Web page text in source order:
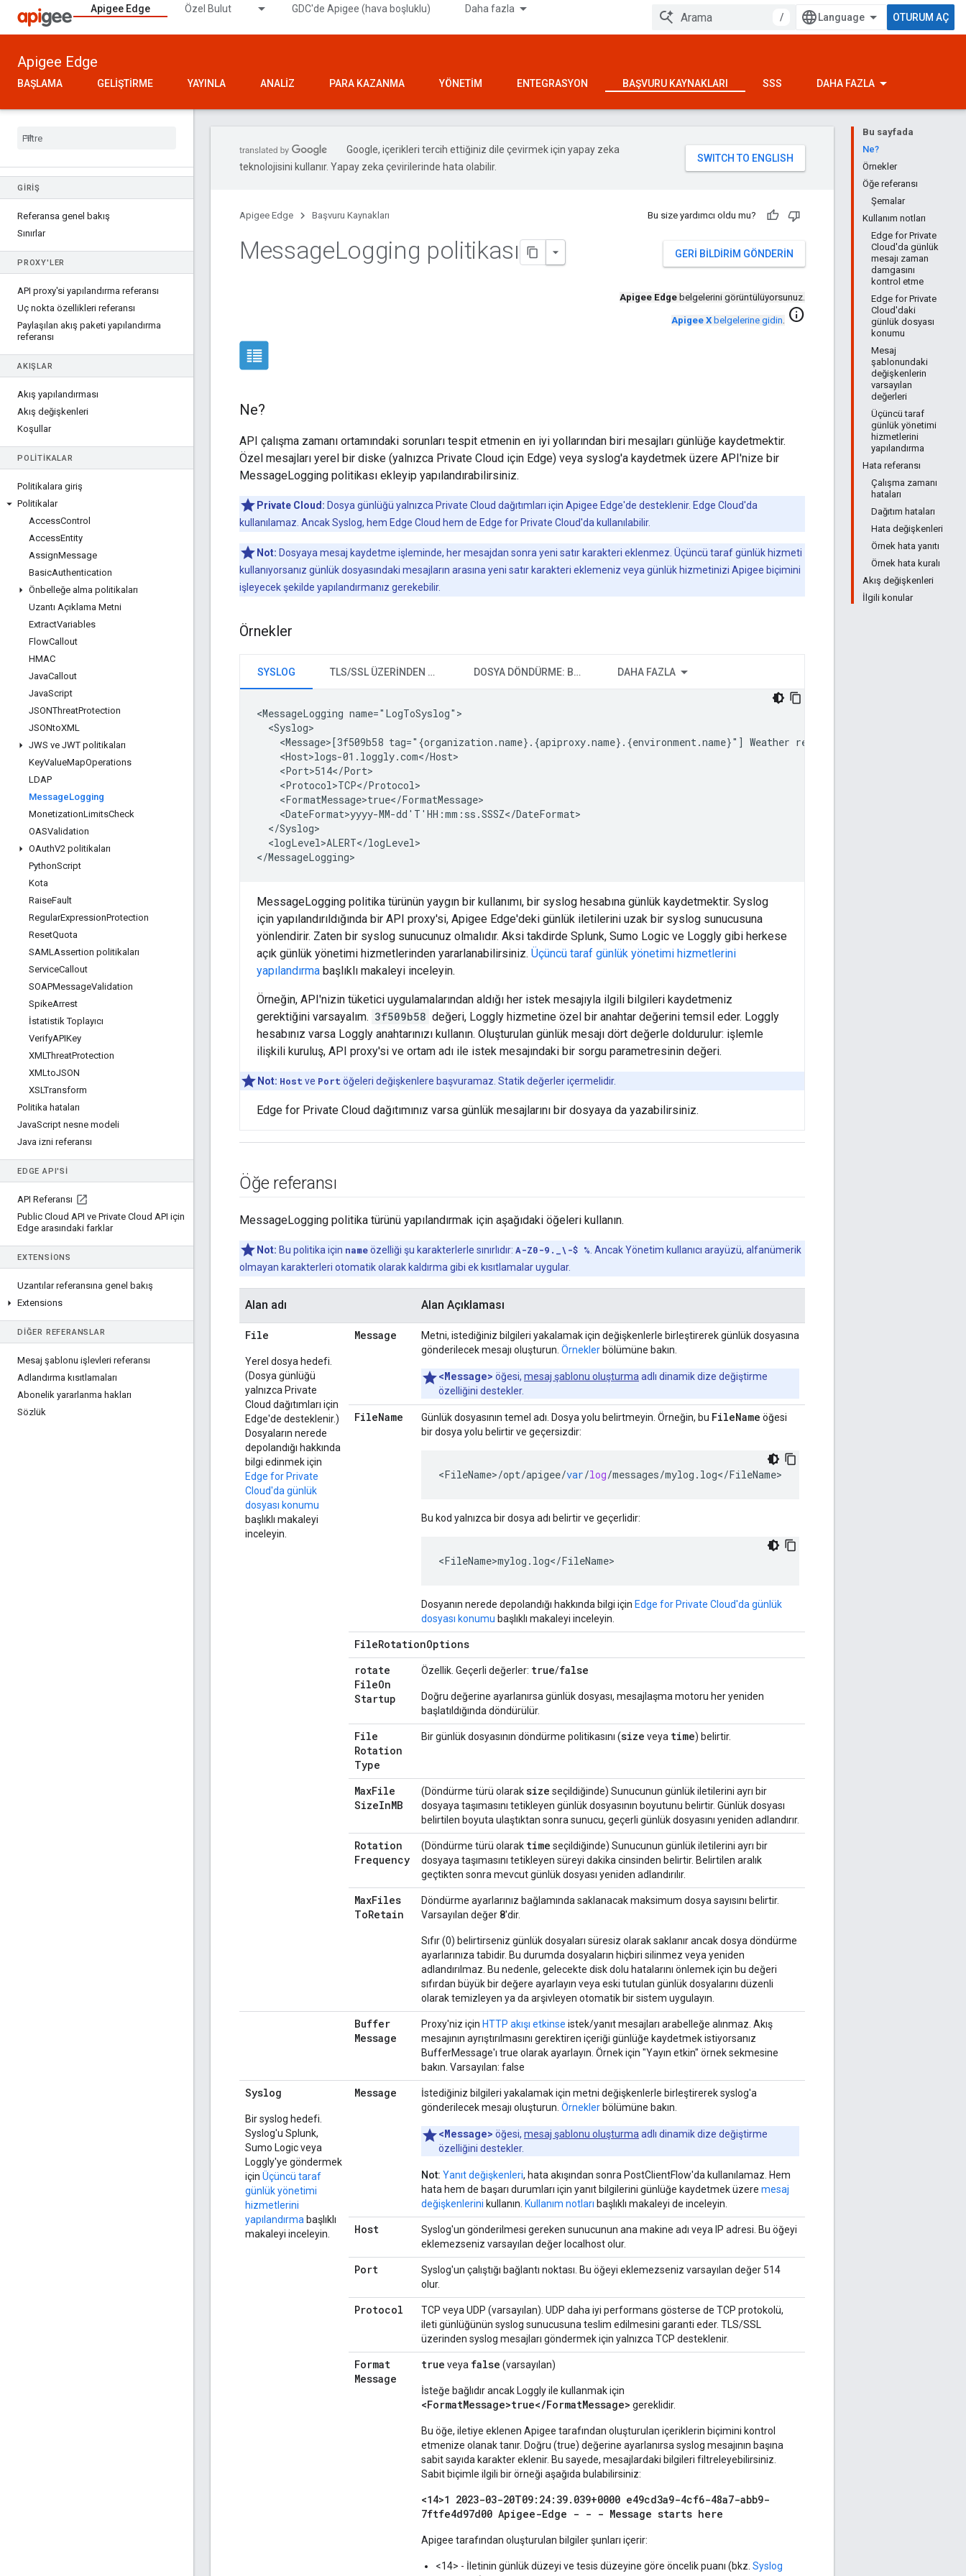
Apigee Edge Özel Bulut GDC'de Apigee (hava boşluklu) Daha fazla
/ OTURUM AÇ
Apigee Edge
BAŞLAMA GELIŞTIRME YAYINLA ANALIZ PARA KAZANMA YÖNETIM ENTEGRASYON BAŞVURU KAYNAKLARI SSS DAHA FAZLA
GIRIŞ
Referansa genel bakış
Sınırlar
PROXY'LER
API proxy'si yapılandırma referansı
Uç nokta özellikleri referansı
Paylaşılan akış paketi yapılandırma
referansı
AKIŞLAR
Akış yapılandırması
Akış değişkenleri
Koşullar
POLITIKALAR
Politikalara giriş
Politikalar
AccessControl
AccessEntity
AssignMessage
BasicAuthentication
Önbelleğe alma politikaları
Uzantı Açıklama Metni
ExtractVariables
FlowCallout
HMAC
JavaCallout
JavaScript
JSONThreatProtection
JSONtoXML
JWS ve JWT politikaları
KeyValueMapOperations
LDAP
MessageLogging
MonetizationLimitsCheck
OASValidation
OAuthV2 politikaları
PythonScript
Kota
RaiseFault
RegularExpressionProtection
ResetQuota
SAMLAssertion politikaları
ServiceCallout
SOAPMessageValidation
SpikeArrest
İstatistik Toplayıcı
VerifyAPIKey
XMLThreatProtection
XMLtoJSON
XSLTransform
Politika hataları
JavaScript nesne modeli
Java izni referansı
EDGE API'SI
API Referansı
Public Cloud API ve Private Cloud API için
Edge arasındaki farklar
EXTENSIONS
Uzantılar referansına genel bakış
Extensions
DIĞER REFERANSLAR
Mesaj şablonu işlevleri referansı
Adlandırma kısıtlamaları
Abonelik yararlanma hakları
Sözlük
Bu sayfada
Ne?
Örnekler
Öğe referansı
Şemalar
Kullanım notları
Edge for Private
Cloud'da günlük
mesajı zaman
damgasını
kontrol etme
Edge for Private
Cloud'daki
günlük dosyası
konumu
Mesaj
şablonundaki
değişkenlerin
varsayılan
değerleri
Üçüncü taraf
günlük yönetimi
hizmetlerini
yapılandırma
Hata referansı
Çalışma zamanı
hataları
Dağıtım hataları
Hata değişkenleri
Örnek hata yanıtı
Örnek hata kuralı
Akış değişkenleri
İlgili konular
Google, içerikleri tercih ettiğiniz dile çevirmek için yapay zeka
teknolojisini kullanır. Yapay zeka çevirilerinde hata olabilir.
Apigee Edge Başvuru Kaynakları Bu size yardımcı oldu mu?
GERI BILDIRIM GÖNDERIN
MessageLogging politikası
Apigee Edge belgelerini görüntülüyorsunuz.
Apigee X belgelerine gidin. info
Ne?
API çalışma zamanı ortamındaki sorunları tespit etmenin en iyi yollarından biri mesajları günlüğe kaydetmektir.
Özel mesajları yerel bir diske (yalnızca Private Cloud için Edge) veya syslog'a kaydetmek üzere API'nize bir
MessageLogging politikası ekleyip yapılandırabilirsiniz.
Private Cloud: Dosya günlüğü yalnızca Private Cloud dağıtımları için Apigee Edge'de desteklenir. Edge Cloud'da
kullanılamaz. Ancak Syslog, hem Edge Cloud hem de Edge for Private Cloud'da kullanılabilir.
Not: Dosyaya mesaj kaydetme işleminde, her mesajdan sonra yeni satır karakteri eklenmez. Üçüncü taraf günlük hizmeti
kullanıyorsanız günlük dosyasındaki mesajların arasına yeni satır karakteri eklemeniz veya günlük hizmetinizi Apigee biçimini
işleyecek şekilde yapılandırmanız gerekebilir.
Örnekler
SYSLOG TLS/SSL ÜZERINDEN SYSLOG DOSYA DÖNDÜRME: BOYUT DAHA FAZLA
<MessageLogging name="LogToSyslog">
  <Syslog>
<Message>[3f509b58 tag="{organization.name}.{apiproxy.name}.{environment.name}"] Weather request for WOEID
    <Host>logs-01.loggly.com</Host>
    <Port>514</Port>
    <Protocol>TCP</Protocol>
    <FormatMessage>true</FormatMessage>
    <DateFormat>yyyy-MM-dd'T'HH:mm:ss.SSSZ</DateFormat>
  </Syslog>
  <logLevel>ALERT</logLevel>
</MessageLogging>
MessageLogging politika türünün yaygın bir kullanımı, bir syslog hesabına günlük kaydetmektir. Syslog
için yapılandırıldığında bir API proxy'si, Apigee Edge'deki günlük iletilerini uzak bir syslog sunucusuna
yönlendirir. Zaten bir syslog sunucunuz olmalıdır. Aksi takdirde Splunk, Sumo Logic ve Loggly gibi herkese
açık günlük yönetimi hizmetlerinden yararlanabilirsiniz. Üçüncü taraf günlük yönetimi hizmetlerini
yapılandırma başlıklı makaleyi inceleyin.
Örneğin, API'nizin tüketici uygulamalarından aldığı her istek mesajıyla ilgili bilgileri kaydetmeniz
gerektiğini varsayalım. 3f509b58 değeri, Loggly hizmetine özel bir anahtar değerini temsil eder. Loggly
hesabınız varsa Loggly anahtarınızı kullanın. Oluşturulan günlük mesajı dört değerle doldurulur: işlemle
ilişkili kuruluş, API proxy'si ve ortam adı ile istek mesajındaki bir sorgu parametresinin değeri.
Not: Host ve Port öğeleri değişkenlere başvuramaz. Statik değerler içermelidir.
Edge for Private Cloud dağıtımınız varsa günlük mesajlarını bir dosyaya da yazabilirsiniz.
Öğe referansı
MessageLogging politika türünü yapılandırmak için aşağıdaki öğeleri kullanın.
Not: Bu politika için nameözelliği şu karakterlerle sınırlıdır: A-Z0-9._\-$ % . Ancak Yönetim kullanıcı arayüzü, alfanümerik
olmayan karakterleri otomatik olarak kaldırma gibi ek kısıtlamalar uygular.
Alan adı Alan Açıklaması
File
Yerel dosya hedefi.
(Dosya günlüğü
yalnızca Private
Cloud dağıtımları için
Edge'de desteklenir.)
Dosyaların nerede
depolandığı hakkında
bilgi edinmek için
Edge for Private
Cloud'da günlük
dosyası konumu
başlıklı makaleyi
inceleyin.
Message
Metni, istediğiniz bilgileri yakalamak için değişkenlerle birleştirerek günlük dosyasına
gönderilecek mesajı oluşturun. Örnekler bölümüne bakın.
<Message> öğesi, mesaj şablonu oluşturma adlı dinamik dize değiştirme
özelliğini destekler.
FileName Günlük dosyasının temel adı. Dosya yolu belirtmeyin. Örneğin, bu FileName öğesi
bir dosya yolu belirtir ve geçersizdir:
<FileName>/opt/apigee/var/log/messages/mylog . log</FileName>
Bu kod yalnızca bir dosya adı belirtir ve geçerlidir:
<FileName>mylog.log</FileName>
Dosyanın nerede depolandığı hakkında bilgi için Edge for Private Cloud'da günlük
dosyası konumu başlıklı makaleyi inceleyin.
FileRotationOptions
rotate
FileOn
Startup
Özellik. Geçerli değerler: true/false
Doğru değerine ayarlanırsa günlük dosyası, mesajlaşma motoru her yeniden
başlatıldığında döndürülür.
File
Rotation
Type
Bir günlük dosyasının döndürme politikasını (size veya time) belirtir.
MaxFile
SizeInMB
(Döndürme türü olaraksize seçildiğinde) Sunucunun günlük iletilerini ayrı bir
dosyaya taşımasını tetikleyen günlük dosyasının boyutunu belirtir. Günlük dosyası
belirtilen boyuta ulaştıktan sonra sunucu, geçerli günlük dosyasını yeniden adlandırır.
Rotation
Frequency
(Döndürme türü olarak time seçildiğinde) Sunucunun günlük iletilerini ayrı bir
dosyaya taşımasını tetikleyen süreyi dakika cinsinden belirtir. Belirtilen aralık
geçtikten sonra mevcut günlük dosyası yeniden adlandırılır.
MaxFiles
ToRetain
Döndürme ayarlarınız bağlamında saklanacak maksimum dosya sayısını belirtir.
Varsayılan değer 8'dir.
Sıfır (0) belirtirseniz günlük dosyaları süresiz olarak saklanır ancak dosya döndürme
ayarlarınıza tabidir. Bu durumda dosyaların hiçbiri silinmez veya yeniden
adlandırılmaz. Bu nedenle, gelecekte disk dolu hatalarını önlemek için bu değeri
sıfırdan büyük bir değere ayarlayın veya eski tutulan günlük dosyalarını düzenli
olarak temizleyen ya da arşivleyen otomatik bir sistem uygulayın.
Buffer
Message
Proxy'niz için HTTP akışı etkinse istek/yanıt mesajları arabelleğe alınmaz. Akış
mesajının ayrıştırılmasını gerektiren içeriği günlüğe kaydetmek istiyorsanız
BufferMessage'ı true olarak ayarlayın. Örnek için "Yayın etkin" örnek sekmesine
bakın. Varsayılan: false
Syslog
Bir syslog hedefi.
Syslog'u Splunk,
Sumo Logic veya
Loggly'ye göndermek
için Üçüncü taraf
günlük yönetimi
hizmetlerini
yapılandırma başlıklı
makaleyi inceleyin.
Message
İstediğiniz bilgileri yakalamak için metni değişkenlerle birleştirerek syslog'a
gönderilecek mesajı oluşturun. Örnekler bölümüne bakın.
<Message> öğesi, mesaj şablonu oluşturma adlı dinamik dize değiştirme
özelliğini destekler.
Not: Yanıt değişkenleri, hata akışından sonra PostClientFlow'da kullanılamaz. Hem
hata hem de başarı durumları için yanıt bilgilerini günlüğe kaydetmek üzere mesaj
değişkenlerini kullanın. Kullanım notları başlıklı makaleyi de inceleyin.
Host
Syslog'un gönderilmesi gereken sunucunun ana makine adı veya IP adresi. Bu öğeyi
eklemezseniz varsayılan değer localhost olur.
Port
Syslog'un çalıştığı bağlantı noktası. Bu öğeyi eklemezseniz varsayılan değer 514
olur.
Protocol
TCP veya UDP (varsayılan). UDP daha iyi performans gösterse de TCP protokolü,
ileti günlüğünün syslog sunucusuna teslim edilmesini garanti eder. TLS/SSL
üzerinden syslog mesajları göndermek için yalnızca TCP desteklenir.
Format
Message
true veya false (varsayılan)
İsteğe bağlıdır ancak Loggly ile kullanmak için
<FormatMessage>true</FormatMessage> gereklidir.
Bu öğe, iletiye eklenen Apigee tarafından oluşturulan içeriklerin biçimini kontrol
etmenize olanak tanır. Doğru (true) değerine ayarlanırsa syslog mesajının başına
sabit sayıda karakter eklenir. Bu sayede, mesajlardaki bilgileri filtreleyebilirsiniz.
Sabit biçimle ilgili bir örneği aşağıda bulabilirsiniz:
<14>1 2023-03-20T09:24:39.039+0000 e49cd3a9-4cf6-48a7-abb9-
7ftfe4d97d00 Apigee-Edge - - - Message starts here
Apigee tarafından oluşturulan bilgiler şunları içerir:
<14> - İletinin günlük düzeyi ve tesis düzeyine göre öncelik puanı (bkz. Syslog